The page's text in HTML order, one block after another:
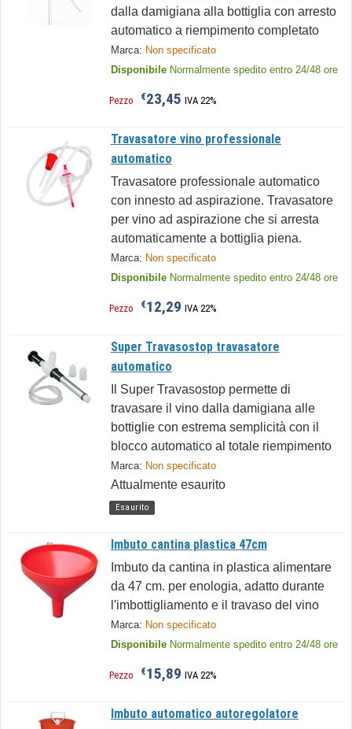
dalla damigiana alla bottiglia con arresto
automatico a riempimento completato
Marca: Non specificato
Disponibile Normalmente spedito entro 24/48 ore
Pezzo €23,45 IVA 22%
Travasatore vino professionale
automatico
Travasatore professionale automatico
con innesto ad aspirazione. Travasatore
per vino ad aspirazione che si arresta
automaticamente a bottiglia piena.
Marca: Non specificato
Disponibile Normalmente spedito entro 24/48 ore
Pezzo €12,29 IVA 22%
Super Travasostop travasatore
automatico
Il Super Travasostop permette di
travasare il vino dalla damigiana alle
bottiglie con estrema semplicità con il
blocco automatico al totale riempimento
Marca: Non specificato
Attualmente esaurito
Esaurito
Imbuto cantina plastica 47cm
Imbuto da cantina in plastica alimentare
da 47 cm. per enologia, adatto durante
l'imbottigliamento e il travaso del vino
Marca: Non specificato
Disponibile Normalmente spedito entro 24/48 ore
Pezzo €15,89 IVA 22%
Imbuto automatico autoregolatore